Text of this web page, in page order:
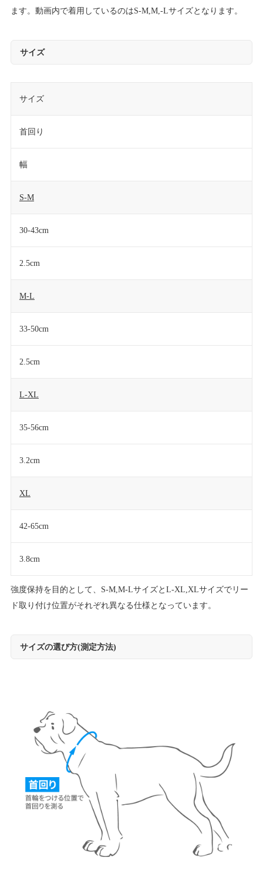
ます。動画内で着用しているのはS-M,M,-Lサイズとなります。
サイズ
サイズ
首回り
幅
S-M
30-43cm
2.5cm
M-L
33-50cm
2.5cm
L-XL
35-56cm
3.2cm
XL
42-65cm
3.8cm
強度保持を目的として、S-M,M-LサイズとL-XL,XLサイズでリー
ド取り付け位置がそれぞれ異なる仕様となっています。
サイズの選び方(測定方法)